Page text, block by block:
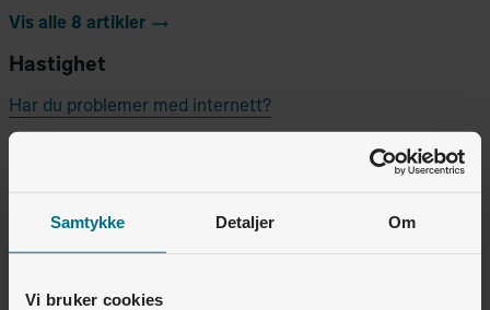
Samtykke Detaljer Om
Vi bruker cookies
Vis alle 8 artikler
Hastighet
Har du problemer med internett?
Hvorfor er nettet mitt så treigt?
Vis alle 5 artikler